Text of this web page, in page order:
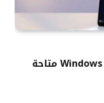
ترقية نظام التشغيل إلى Windows 11 Pro متاحة